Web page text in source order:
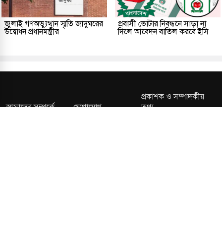
জুলাই গণঅভ্যুত্থান স্মৃতি জাদুঘরের
উদ্বোধন প্রধানমন্ত্রীর
প্রবাসী ভোটার নিবন্ধনে সাড়া না
দিলে আবেদন বাতিল করবে ইসি
আমাদের সম্পর্কে যোগাযোগ
প্রকাশক ও সম্পাদকীয়
তথ্য